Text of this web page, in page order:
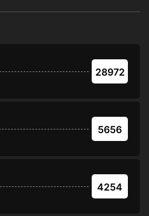
28972
5656
4254